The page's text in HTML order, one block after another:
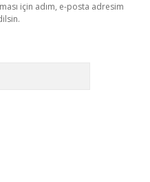
için adım, e-posta adresim